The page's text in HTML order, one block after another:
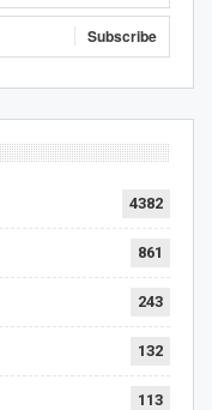
Subscribe
4382
861
243
132
113